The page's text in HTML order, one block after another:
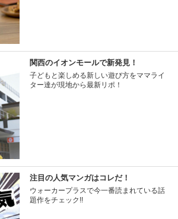
関西のイオンモールで新発見！
子どもと楽しめる新しい遊び方をママライ
ター達が現地から最新リポ！
注目の人気マンガはコレだ！
ウォーカープラスで今一番読まれている話
題作をチェック!!